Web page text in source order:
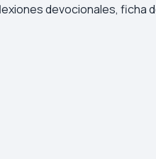
devocionales, ficha